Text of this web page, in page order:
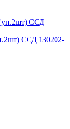
ССД 130202-